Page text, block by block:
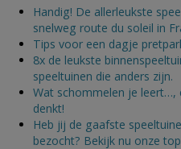
Handig! De allerleukste
snelweg route du soleil in
Tips voor een dagje
8x de leukste
speeltuinen die anders zijn.
Wat schommelen je leert…,
denkt!
Heb jij de gaafste
bezocht? Bekijk nu onze